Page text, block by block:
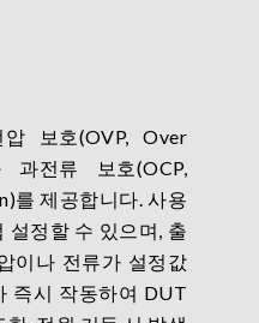
보호(OVP, Over
과전류 보호(OCP,
를 제공합니다. 사용
설정할 수 있으며, 출
이나 전류가 설정값
즉시 작동하여 DUT